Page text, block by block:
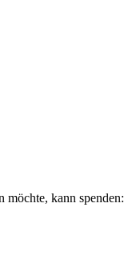
möchte, kann spenden: